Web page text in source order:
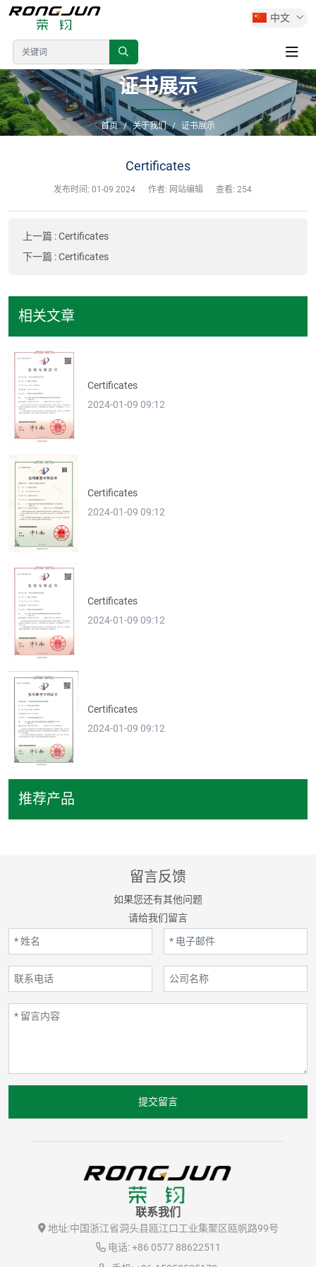
中文
证书展示
首页 关于我们 证书展示
Certificates
发布时间: 01-09 2024 作者: 网站编辑 查看: 254
上一篇 :Certificates
下一篇 :Certificates
相关文章
Certificates
2024-01-09 09:12
Certificates
2024-01-09 09:12
Certificates
2024-01-09 09:12
Certificates
2024-01-09 09:12
推荐产品
留言反馈
如果您还有其他问题
请给我们留言
提交留言
联系我们
地址:中国浙江省洞头县瓯江口工业集聚区瓯帆路99号
电话: +86 0577 88622511